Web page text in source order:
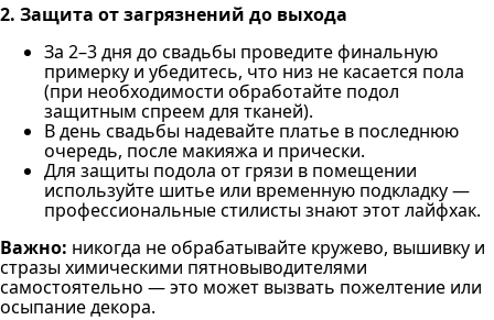
2. Защита от загрязнений до выхода
За 2–3 дня до свадьбы проведите финальную
примерку и убедитесь, что низ не касается пола
(при необходимости обработайте подол
защитным спреем для тканей).
В день свадьбы надевайте платье в последнюю
очередь, после макияжа и прически.
Для защиты подола от грязи в помещении
используйте шитье или временную подкладку —
профессиональные стилисты знают этот лайфхак.
Важно: никогда не обрабатывайте кружево, вышивку и
стразы химическими пятновыводителями
самостоятельно — это может вызвать пожелтение или
осыпание декора.